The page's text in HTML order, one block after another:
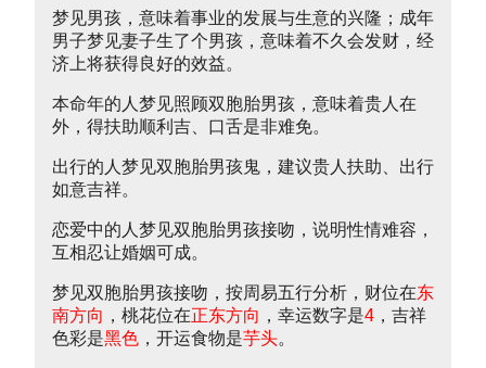
梦见男孩，意味着事业的发展与生意的兴隆；成年
男子梦见妻子生了个男孩，意味着不久会发财，经
济上将获得良好的效益。
本命年的人梦见照顾双胞胎男孩，意味着贵人在
外，得扶助顺利吉、口舌是非难免。
出行的人梦见双胞胎男孩鬼，建议贵人扶助、出行
如意吉祥。
恋爱中的人梦见双胞胎男孩接吻，说明性情难容，
互相忍让婚姻可成。
梦见双胞胎男孩接吻，按周易五行分析，财位在东
南方向 ，桃花位在正东方向 ，幸运数字是4 ，吉祥
色彩是黑色 ，开运食物是芋头。